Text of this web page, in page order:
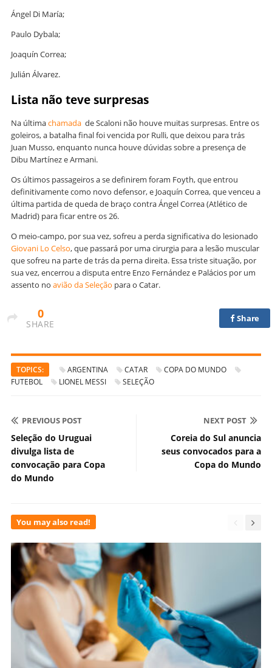
Ángel Di María;
Paulo Dybala;
Joaquín Correa;
Julián Álvarez.
Lista não teve surpresas
Na últimachamada de Scaloni não houve muitas surpresas. Entre os
goleiros, a batalha final foi vencida por Rulli, que deixou para trás
Juan Musso, enquanto nunca houve dúvidas sobre a presença de
Dibu Martínez e Armani.
Os últimos passageiros a se definirem foram Foyth, que entrou
definitivamente como novo defensor, e Joaquín Correa, que venceu a
última partida de queda de braço contra Ángel Correa (Atlético de
Madrid) para ficar entre os 26.
O meio-campo, por sua vez, sofreu a perda significativa do lesionado
Giovani Lo Celso, que passará por uma cirurgia para a lesão muscular
que sofreu na parte de trás da perna direita. Essa triste situação, por
sua vez, encerrou a disputa entre Enzo Fernández e Palácios por um
assento no avião da Seleção para o Catar.
0
SHARE
Share
TOPICS: ARGENTINA CATAR
COPA DO MUNDO
FUTEBOL
LIONEL MESSI SELEÇÃO
PREVIOUS POST
Seleção do Uruguai
divulga lista de
convocação para Copa
do Mundo
NEXT POST
Coreia do Sul anuncia
seus convocados para a
Copa do Mundo
You may also read!